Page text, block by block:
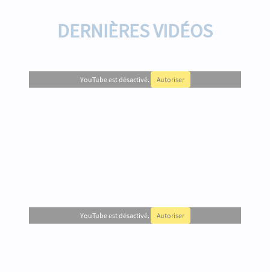
DERNIÈRES VIDÉOS
YouTube est désactivé. Autoriser
YouTube est désactivé. Autoriser